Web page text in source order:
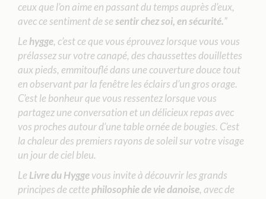
ceux que l’on aime en passant du temps auprès d’eux,
avec ce sentiment de sesentir chez soi, en sécurité.”
Le hygge, c’est ce que vous éprouvez lorsque vous vous
prélassez sur votre canapé, des chaussettes douillettes
aux pieds, emmitouflé dans une couverture douce tout
en observant par la fenêtre les éclairs d’un gros orage.
C’est le bonheur que vous ressentez lorsque vous
partagez une conversation et un délicieux repas avec
vos proches autour d’une table ornée de bougies. C’est
la chaleur des premiers rayons de soleil sur votre visage
un jour de ciel bleu.
Le Livre du Hyggevous invite à découvrir les grands
principes de cettephilosophie de vie danoise, avec de